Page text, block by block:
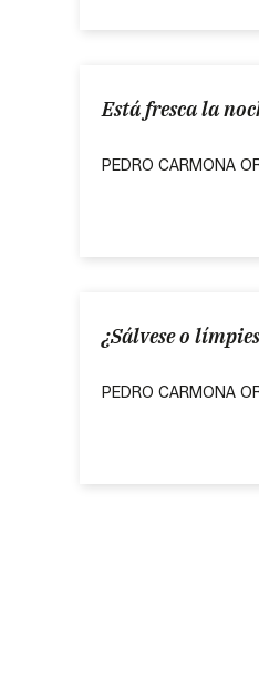
Está fresca la
PEDRO CARMONA
¿Sálvese o
PEDRO CARMONA